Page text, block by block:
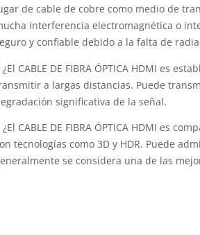
de cable de cobre como medio de
interferencia electromagnética o
y confiable debido a la falta de
¿El CABLE DE FIBRA ÓPTICA HDMI es
a largas distancias. Puede
significativa de la señal.
¿El CABLE DE FIBRA ÓPTICA HDMI es
tecnologías como 3D y HDR. Puede
se considera una de las